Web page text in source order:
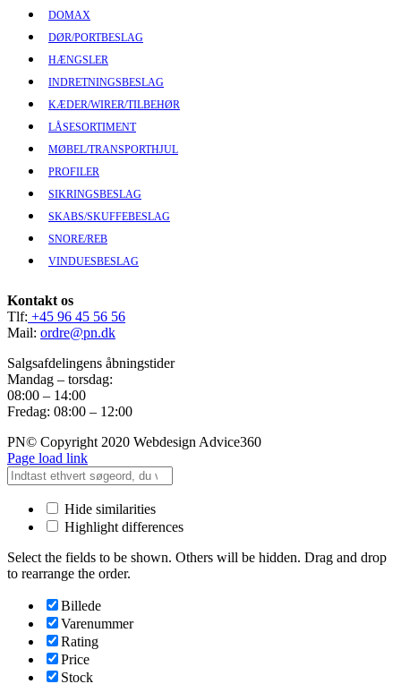
DOMAX
DØR/PORTBESLAG
HÆNGSLER
INDRETNINGSBESLAG
KÆDER/WIRER/TILBEHØR
LÅSESORTIMENT
MØBEL/TRANSPORTHJUL
PROFILER
SIKRINGSBESLAG
SKABS/SKUFFEBESLAG
SNORE/REB
VINDUESBESLAG
Kontakt os
Tlf: +45 96 45 56 56
Mail: ordre@pn.dk
Salgsafdelingens åbningstider
Mandag – torsdag:
08:00 – 14:00
Fredag: 08:00 – 12:00
PN© Copyright 2020 Webdesign Advice360
Page load link
Hide similarities
Highlight differences
Select the fields to be shown. Others will be hidden. Drag and drop
to rearrange the order.
Billede
Varenummer
Rating
Price
Stock